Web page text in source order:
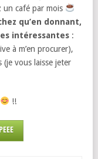
un café par mois
qu’en donnant,
intéressantes :
à m’en procurer),
(je vous laisse jeter
!!